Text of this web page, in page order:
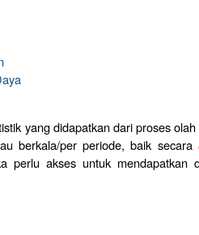
yang didapatkan dari proses
berkala/per periode, baik secara
perlu akses untuk mendapatkan